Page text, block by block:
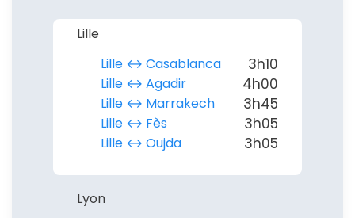
Lille
Lille ↔︎ Casablanca
3h10
Lille ↔︎ Agadir 4h00
Lille ↔︎ Marrakech 3h45
Lille ↔︎ Fès 3h05
Lille ↔︎ Oujda 3h05
Lyon
Continuer avec Apple